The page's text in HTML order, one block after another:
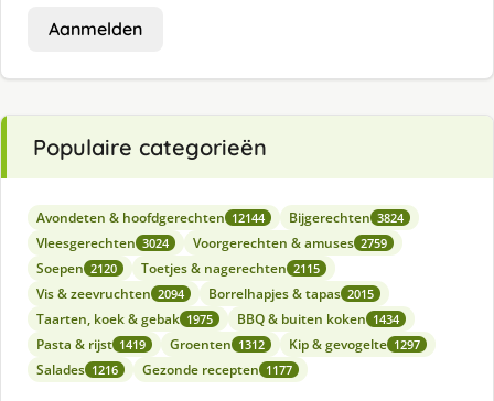
Aanmelden
Populaire categorieën
Avondeten & hoofdgerechten 12144 Bijgerechten 3824
Vleesgerechten 3024 Voorgerechten & amuses 2759
Soepen 2120 Toetjes & nagerechten 2115
Vis & zeevruchten 2094 Borrelhapjes & tapas 2015
Taarten, koek & gebak 1975 BBQ & buiten koken 1434
Pasta & rijst 1419 Groenten 1312 Kip & gevogelte 1297
Salades 1216 Gezonde recepten 1177